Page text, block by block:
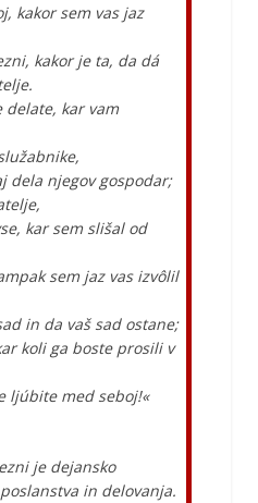
kakor sem vas jaz
kakor je ta, da dá
delate, kar vam
dela njegov gospodar;
kar sem slišal od
sem jaz vas izvôlil
in da vaš sad ostane;
koli ga boste prosili v
ljúbite med seboj!«
je dejansko
in delovanja.